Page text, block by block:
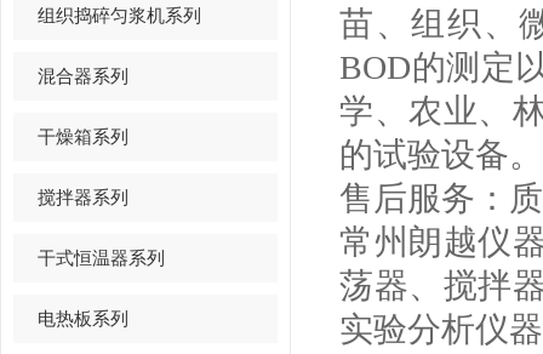
组织捣碎匀浆机系列
混合器系列
干燥箱系列
搅拌器系列
干式恒温器系列
电热板系列
苗、组织、
BOD的测定
学、农业、
的试验设备。
售后服务：
常州朗越仪
荡器、搅拌
实验分析仪